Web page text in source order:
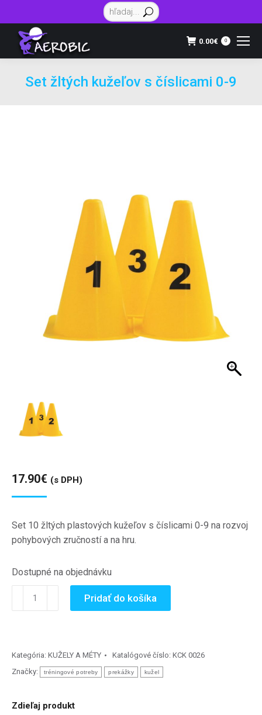
Vyhľadávanie:
0.00€ 0
Set žltých kužeľov s číslicami 0-9
17.90€ (s DPH)
Set 10 žltých plastových kužeľov s číslicami 0-9 na rozvoj
pohybových zručností a na hru.
Dostupné na objednávku
množstvo
s
číslicami
Pridať do košíka
Kategória: KUŽELY A MÉTY Katalógové číslo: KCK 0026
Značky:
tréningové potreby prekážky kužel
Zdieľaj produkt